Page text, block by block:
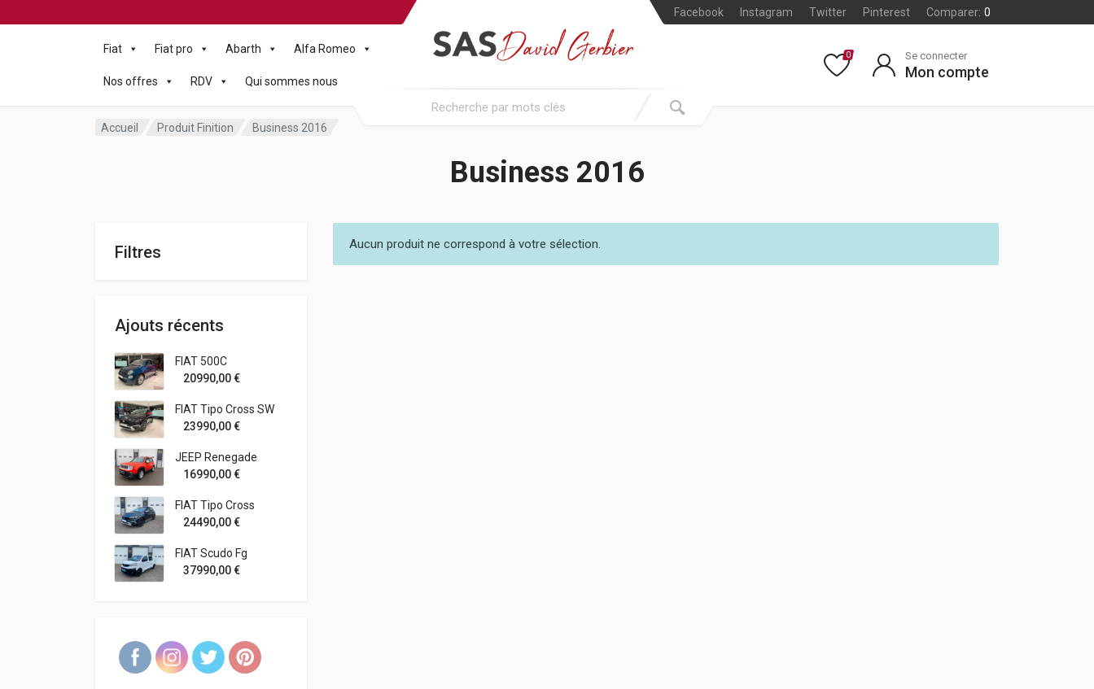
Facebook Instagram Twitter Pinterest Comparer: 0
Fiat Fiat pro Abarth Alfa Romeo
Nos offres RDV Qui sommes nous
0 Se connecter
Mon compte
Accueil Produit Finition Business 2016
Business 2016
Filtres
Ajouts récents
FIAT 500C
20990,00€
FIAT Tipo Cross SW
23990,00€
JEEP Renegade
16990,00€
FIAT Tipo Cross
24490,00€
FIAT Scudo Fg
37990,00€
Aucun produit ne correspond à votre sélection.